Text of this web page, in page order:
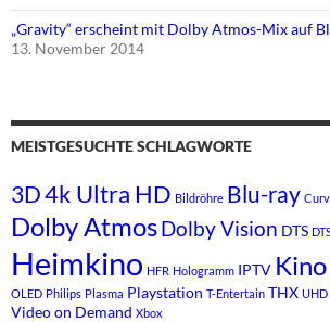
„Gravity“ erscheint mit Dolby Atmos-Mix auf
13. November 2014
MEISTGESUCHTE SCHLAGWORTE
3D4k Ultra HD Bildröhre Blu-ray
Dolby AtmosDolby Vision DTS
Heimkino HFR Hologramm IPTV Kino
OLED Philips Plasma Playstation T-Entertain THX
Video on Demand Xbox